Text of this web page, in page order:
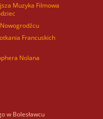
Muzyka Filmowa
Francuskich
Nolana
w Bolesławcu